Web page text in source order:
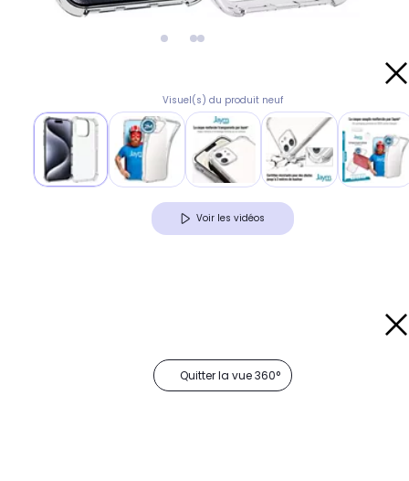
Visuel(s) du produit neuf
Voir les vidéos
Quitter la vue 360°